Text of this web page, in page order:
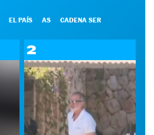
EL PAÍS AS CADENA SER
2